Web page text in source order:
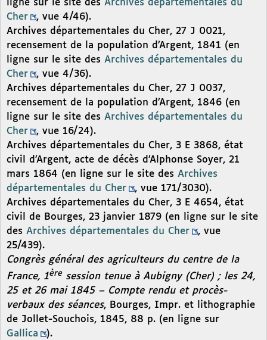
ligne sur le site des Archives départementales du
Cher
, vue 4/46).
Archives départementales du Cher, 27 J 0021,
recensement de la population d’Argent, 1841 (en
ligne sur le site des Archives départementales du
Cher
, vue 4/36).
Archives départementales du Cher, 27 J 0037,
recensement de la population d’Argent, 1846 (en
ligne sur le site des Archives départementales du
Cher
, vue 16/24).
Archives départementales du Cher, 3 E 3868, état
civil d’Argent, acte de décès d’Alphonse Soyer, 21
mars 1864 (en ligne sur le site des Archives
départementales du Cher
, vue 171/3030).
Archives départementales du Cher, 3 E 4654, état
civil de Bourges, 23 janvier 1879 (en ligne sur le site
des Archives départementales du Cher
, vue
25/439).
Congrès général des agriculteurs du centre de la
France, 1ère session tenue à Aubigny (Cher) ; les 24,
25 et 26 mai 1845 – Compte rendu et procès-
verbaux des séances, Bourges, Impr. et lithographie
de Jollet-Souchois, 1845, 88 p. (en ligne sur
Gallica
).